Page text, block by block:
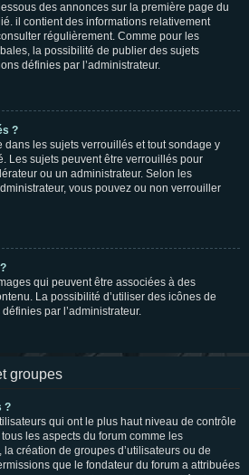
des annonces sur la première page du
il contient des informations relativement
régulièrement. Comme pour les
la possibilité de publier des sujets
définies par l’administrateur.
?
dans les sujets verrouillés et tout sondage y
Les sujets peuvent être verrouillés pour
ou un administrateur. Selon les
vous pouvez ou non verrouiller
qui peuvent être associées à des
La possibilité d’utiliser des icônes de
par l’administrateur.
groupes
?
qui ont le plus haut niveau de contrôle
les aspects du forum comme les
création de groupes d’utilisateurs ou de
que le fondateur du forum a attribuées